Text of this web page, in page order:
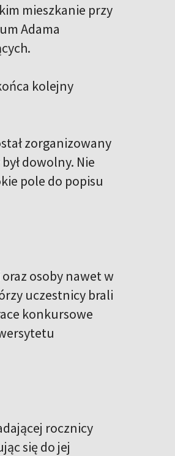
mieszkanie przy
Adama
kolejny
zorganizowany
dowolny. Nie
pole do popisu
osoby nawet w
uczestnicy brali
konkursowe
rocznicy
się do jej